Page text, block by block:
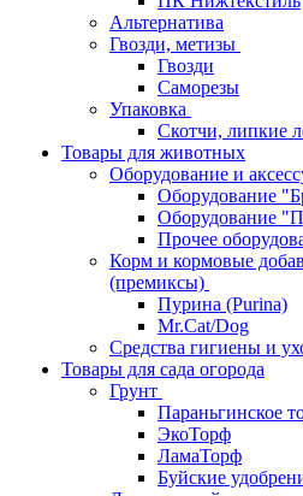
Альтернатива
Гвозди, метизы
Гвозди
Саморезы
Упаковка
Скотчи, липкие
Товары для животных
Оборудование и
Оборудование
Оборудование
Прочее
Корм и кормовые
(премиксы)
Пурина (Purina)
Mr.Cat/Dog
Средства гигиены и
Товары для сада огорода
Грунт
Параньгинское
ЭкоТорф
ЛамаТорф
Буйские